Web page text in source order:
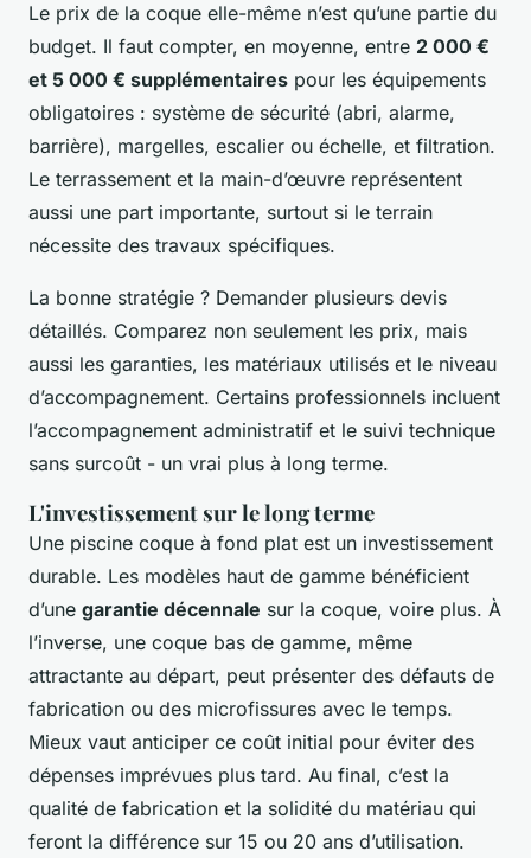
Le prix de la coque elle-même n’est qu’une partie du
budget. Il faut compter, en moyenne, entre 2 000 €
et 5 000 € supplémentaires pour les équipements
obligatoires : système de sécurité (abri, alarme,
barrière), margelles, escalier ou échelle, et filtration.
Le terrassement et la main-d’œuvre représentent
aussi une part importante, surtout si le terrain
nécessite des travaux spécifiques.
La bonne stratégie ? Demander plusieurs devis
détaillés. Comparez non seulement les prix, mais
aussi les garanties, les matériaux utilisés et le niveau
d’accompagnement. Certains professionnels incluent
l’accompagnement administratif et le suivi technique
sans surcoût - un vrai plus à long terme.
L'investissement sur le long terme
Une piscine coque à fond plat est un investissement
durable. Les modèles haut de gamme bénéficient
d’une garantie décennale sur la coque, voire plus. À
l’inverse, une coque bas de gamme, même
attractante au départ, peut présenter des défauts de
fabrication ou des microfissures avec le temps.
Mieux vaut anticiper ce coût initial pour éviter des
dépenses imprévues plus tard. Au final, c’est la
qualité de fabrication et la solidité du matériau qui
feront la différence sur 15 ou 20 ans d’utilisation.